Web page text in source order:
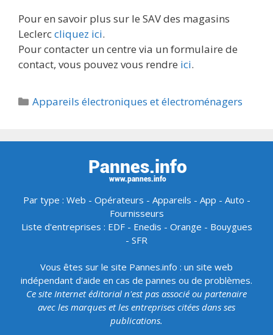
Pour en savoir plus sur le SAV des magasins
Leclerccliquez ici.
Pour contacter un centre via un formulaire de
contact, vous pouvez vous rendre ici.
Catégories
Appareils électroniques et électroménagers
Par type : Web - Opérateurs - Appareils - App - Auto -
Fournisseurs
Liste d'entreprises : EDF- Enedis - Orange - Bouygues
- SFR
Vous êtes sur le site Pannes.info : un site web
indépendant d'aide en cas de pannes ou de problèmes.
Ce site Internet éditorial n'est pas associé ou partenaire
avec les marques et les entreprises citées dans ses
publications.